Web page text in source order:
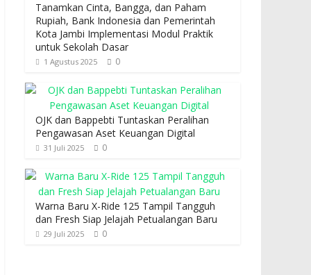
Tanamkan Cinta, Bangga, dan Paham
Rupiah, Bank Indonesia dan Pemerintah
Kota Jambi Implementasi Modul Praktik
untuk Sekolah Dasar
1 Agustus 2025 0
OJK dan Bappebti Tuntaskan Peralihan
Pengawasan Aset Keuangan Digital
31 Juli 2025 0
Warna Baru X-Ride 125 Tampil Tangguh
dan Fresh Siap Jelajah Petualangan Baru
29 Juli 2025 0